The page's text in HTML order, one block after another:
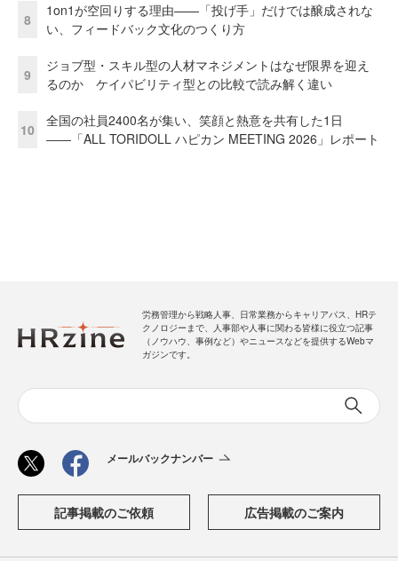
8
1on1が空回りする理由——「投げ手」だけでは醸成されな
い、フィードバック文化のつくり方
9
ジョブ型・スキル型の人材マネジメントはなぜ限界を迎え
るのか ケイパビリティ型との比較で読み解く違い
10
全国の社員2400名が集い、笑顔と熱意を共有した1日
――「ALL TORIDOLL ハピカン MEETING 2026」レポート
労務管理から戦略人事、日常業務からキャリアパス、HRテ
クノロジーまで、人事部や人事に関わる皆様に役立つ記事
（ノウハウ、事例など）やニュースなどを提供するWebマ
ガジンです。
メールバックナンバー
記事掲載のご依頼 広告掲載のご案内